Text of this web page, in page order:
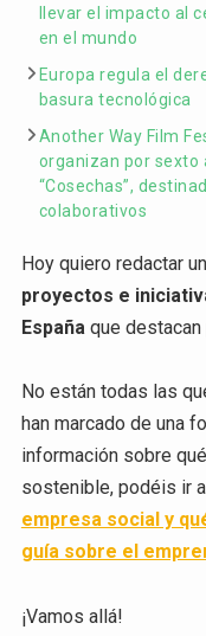
llevar el impacto al
en el mundo
Europa regula el
basura tecnológica
Another Way Film
organizan por sexto
“Cosechas”,
colaborativos
Hoy quiero redactar
proyectos e
Españaque destacan
No están todas las
han marcado de una
información sobre
sostenible, podéis ir
empresa social y
guía sobre el
¡Vamos allá!